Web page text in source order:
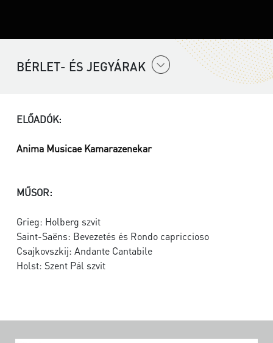
BÉRLET- ÉS JEGYÁRAK
ELŐADÓK:
Anima Musicae Kamarazenekar
MŰSOR:
Grieg: Holberg szvit
Saint-Saëns: Bevezetés és Rondo capriccioso
Csajkovszkij: Andante Cantabile
Holst: Szent Pál szvit